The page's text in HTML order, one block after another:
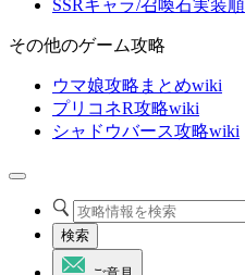
SSRキャラ/召喚石実装順
その他のゲーム攻略
ウマ娘攻略まとめwiki
プリコネR攻略wiki
シャドウバース攻略wiki
検索